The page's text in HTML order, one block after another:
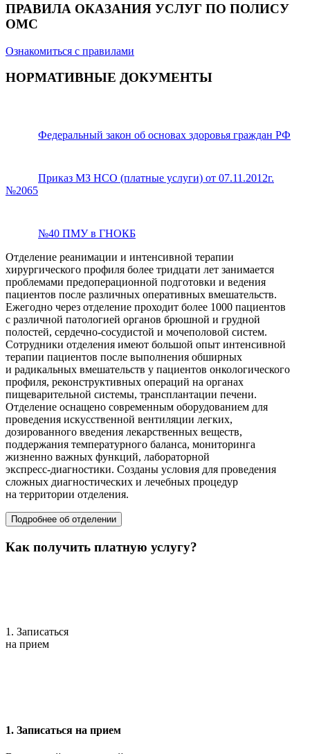
ПРАВИЛА ОКАЗАНИЯ УСЛУГ ПО ПОЛИСУ
ОМС
Ознакомиться с правилами
НОРМАТИВНЫЕ ДОКУМЕНТЫ
Федеральный закон об основах здоровья граждан РФ
Приказ МЗ НСО (платные услуги) от 07.11.2012г.
№2065
№40 ПМУ в ГНОКБ
Отделение реанимации и интенсивной терапии
хирургического профиля более тридцати лет занимается
проблемами предоперационной подготовки и ведения
пациентов после различных оперативных вмешательств.
Ежегодно через отделение проходит более 1000 пациентов
с различной патологией органов брюшной и грудной
полостей, сердечно-сосудистой и мочеполовой систем.
Сотрудники отделения имеют большой опыт интенсивной
терапии пациентов после выполнения обширных
и радикальных вмешательств у пациентов онкологического
профиля, реконструктивных операций на органах
пищеварительной системы, трансплантации печени.
Отделение оснащено современным оборудованием для
проведения искусственной вентиляции легких,
дозированного введения лекарственных веществ,
поддержания температурного баланса, мониторинга
жизненно важных функций, лабораторной
экспресс-диагностики. Созданы условия для проведения
сложных диагностических и лечебных процедур
на территории отделения.
Подробнее об отделении
Как получить платную услугу?
1. Записаться
на прием
1. Записаться на прием